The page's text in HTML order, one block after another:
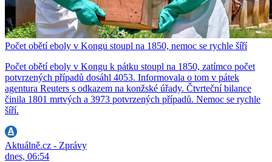
Počet obětí eboly v Kongu stoupl na 1850, nemoc se rychle šíří
Počet obětí eboly v Kongu k pátku stoupl na 1850, zatímco počet
potvrzených případů dosáhl 4053. Informovala o tom v pátek
agentura Reuters s odkazem na konžské úřady. Čtvrteční bilance
činila 1801 mrtvých a 3973 potvrzených případů. Nemoc se rychle
šíří.
Aktuálně.cz - Zprávy
dnes, 06:54